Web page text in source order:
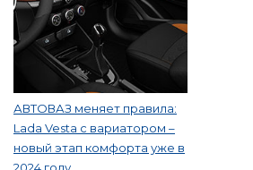
АВТОВАЗ меняет правила:
Lada Vesta с вариатором –
новый этап комфорта уже в